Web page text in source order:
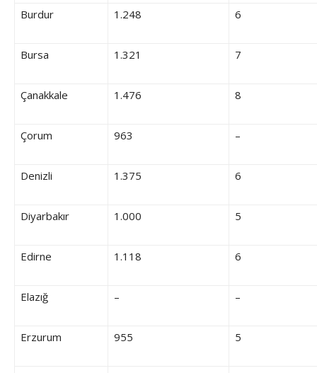
Burdur 1.248 6
Bursa 1.321 7
Çanakkale 1.476 8
Çorum 963 –
Denizli 1.375 6
Diyarbakır 1.000 5
Edirne 1.118 6
Elazığ – –
Erzurum 955 5